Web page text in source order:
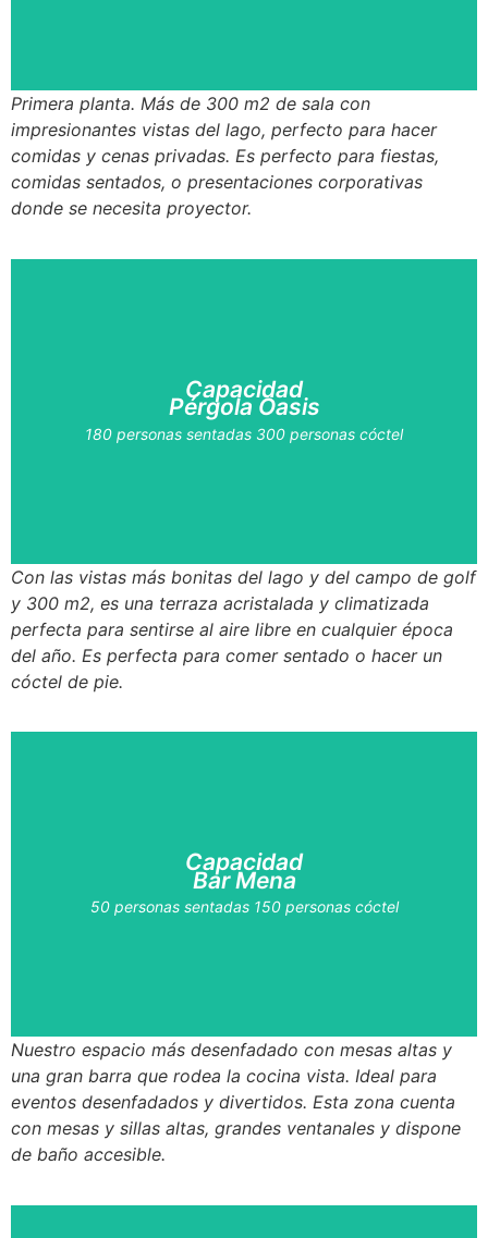
Primera planta. Más de 300 m2 de sala con
impresionantes vistas del lago, perfecto para hacer
comidas y cenas privadas. Es perfecto para fiestas,
comidas sentados, o presentaciones corporativas
donde se necesita proyector.
Pérgola Oasis
Capacidad
180 personas sentadas 300 personas cóctel
Con las vistas más bonitas del lago y del campo de golf
y 300 m2, es una terraza acristalada y climatizada
perfecta para sentirse al aire libre en cualquier época
del año. Es perfecta para comer sentado o hacer un
cóctel de pie.
Bar Mena
Capacidad
50 personas sentadas 150 personas cóctel
Nuestro espacio más desenfadado con mesas altas y
una gran barra que rodea la cocina vista. Ideal para
eventos desenfadados y divertidos. Esta zona cuenta
con mesas y sillas altas, grandes ventanales y dispone
de baño accesible.